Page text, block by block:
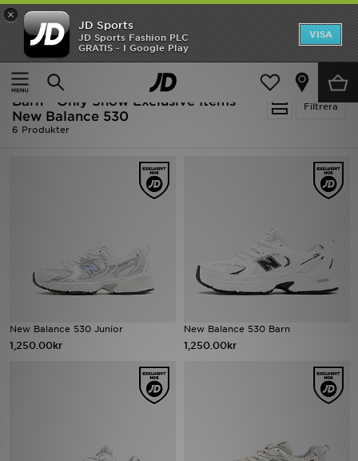
×
JD Sports
JD Sports Fashion PLC
GRATIS - I Google Play
VISA
Ny termin, ny stil Essentials för skolstarten
Hem
Barn
Filtrera
Barn - Only Show Exclusive Items -
New Balance 530
6 Produkter
New Balance 530 Junior
1,250.00kr
New Balance 530 Barn
1,250.00kr
Hem
REA
Nyheter
Herr
Bästsäljare